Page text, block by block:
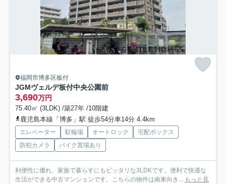
福岡市博多区板付
JGMヴェルデ板付中央公園前
3,690万円
75.40㎡ (3LDK) /築27年 /10階建
鹿児島本線「博多」駅 徒歩54分車14分 4.4km
エレベーター 駐輪場 オートロック
宅配ボックス
防犯カメラ
バイク置場あり
利便性に優れ、家族で暮らすにもピッタリな3LDKです。便利で快適な
生活ができる中古マンションです。こちらの物件は南東向き... もっと見